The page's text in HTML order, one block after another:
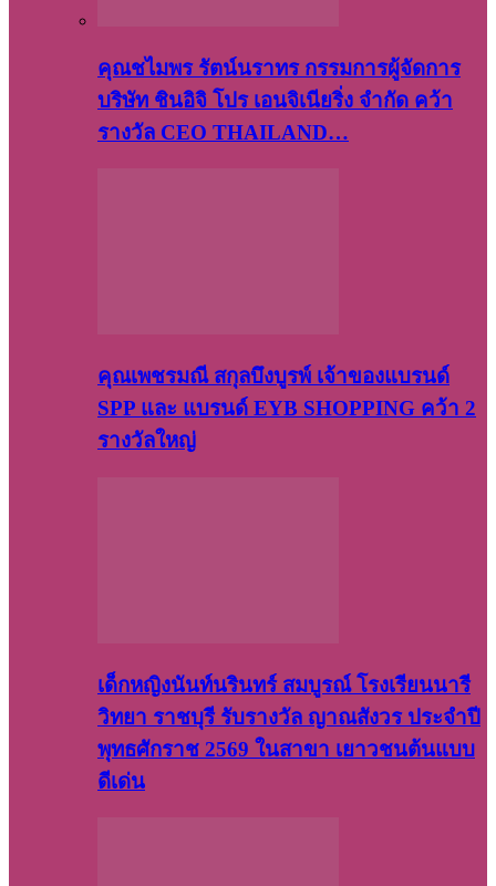
คุณชไมพร​ รัตน์​นรา​ทร​ กรรมการ​ผู้จัดการ
บริษัท​ ชินอิจิ​ โปร​ เอน​จิเนีย​ริ่ง​ จำกัด คว้า
รางวัล CEO THAILAND…
คุณเพชรมณี สกุลบึงบูรพ์ เจ้าของแบรนด์
SPP และ แบรนด์ EYB SHOPPING คว้า 2
รางวัลใหญ่
เด็กหญิงนันท์นรินทร์ สมบูรณ์ โรงเรียนนารี
วิทยา ราชบุรี รับรางวัล ญาณสังวร ประจำปี
พุทธศักราช 2569 ในสาขา เยาวชนต้นแบบ
ดีเด่น